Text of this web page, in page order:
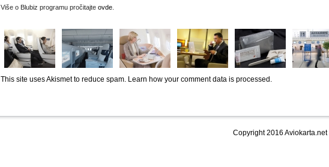
Više o Blubiz programu pročitajteovde
This site uses Akismet to reduce spam. Learn how your comment data is processed.
Copyright 2016